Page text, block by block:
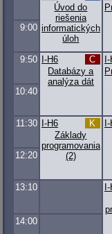
Úvod do
riešenia
informatických
úloh
9:00
9:50
Databázy a
analýza dát
I-H6
C
I-
10:40
11:30
Základy
programovania
(2)
I-H6 K I-
12:20
13:10 I-
14:00